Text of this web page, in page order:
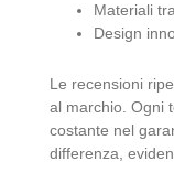
Materiali
Design
Le recensioni
al marchio. Ogni
costante nel
differenza,